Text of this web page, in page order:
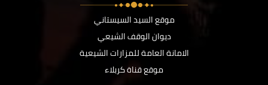
موقع السيد السيستاني
ديوان الوقف الشيعي
الامانة العامة للمزارات الشيعية
موقع قناة كربلاء